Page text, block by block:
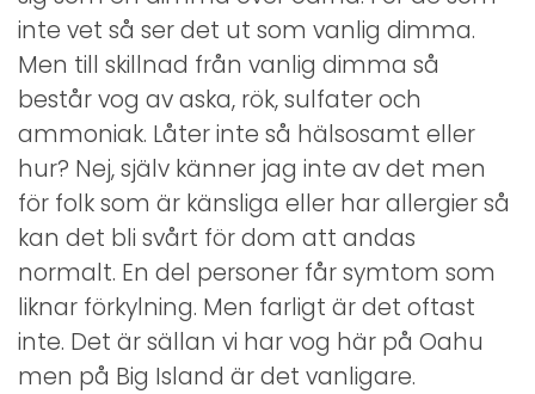
inte vet så ser det ut som vanlig dimma.
Men till skillnad från vanlig dimma så
består vog av aska, rök, sulfater och
ammoniak. Låter inte så hälsosamt eller
hur? Nej, själv känner jag inte av det men
för folk som är känsliga eller har allergier så
kan det bli svårt för dom att andas
normalt. En del personer får symtom som
liknar förkylning. Men farligt är det oftast
inte. Det är sällan vi har vog här på Oahu
men på Big Island är det vanligare.